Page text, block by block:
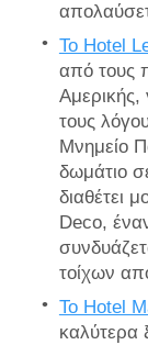
Το Hotel
από τους
τους
Μνημείο
δωμάτιο
διαθέτει
Deco,
τοίχων
Το Hotel
καλύτερα